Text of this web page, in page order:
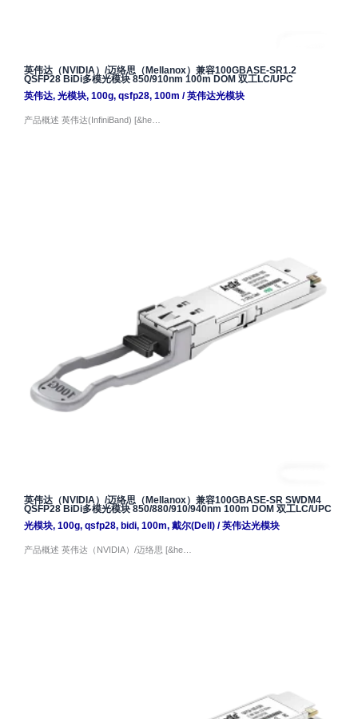
英伟达（NVIDIA）/迈络思（Mellanox）兼容100GBASE-SR1.2
QSFP28 BiDi多模光模块 850/910nm 100m DOM 双工LC/UPC
英伟达, 光模块, 100g, qsfp28, 100m /英伟达光模块
产品概述 英伟达(InfiniBand) [&he…
英伟达（NVIDIA）/迈络思（Mellanox）兼容100GBASE-SR SWDM4
QSFP28 BiDi多模光模块 850/880/910/940nm 100m DOM 双工LC/UPC
光模块, 100g, qsfp28, bidi, 100m, 戴尔(Dell)/英伟达光模块
产品概述 英伟达（NVIDIA）/迈络思 [&he…